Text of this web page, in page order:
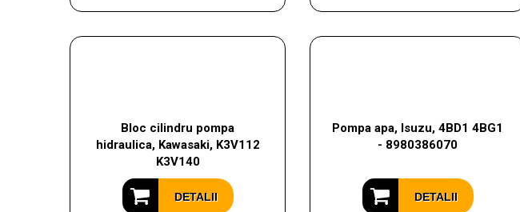
Bloc cilindru pompa
hidraulica, Kawasaki, K3V112
K3V140
DETALII
Pompa apa, Isuzu, 4BD1 4BG1
- 8980386070
DETALII